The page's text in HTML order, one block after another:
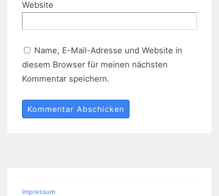
Website
Name, E-Mail-Adresse und Website in
diesem Browser für meinen nächsten
Kommentar speichern.
Impressum